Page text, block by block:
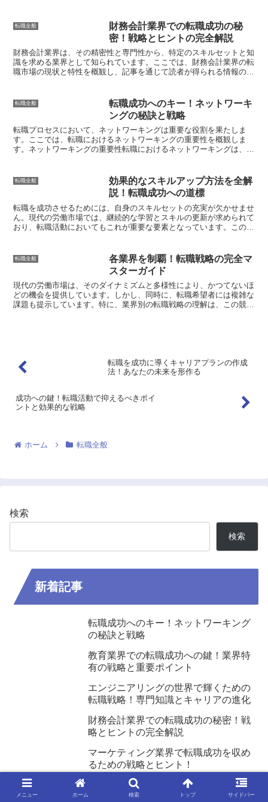
転職全般
財務会計業界での転職成功の秘
密！戦略とヒントの完全解説
財務会計業界は、その精密性と専門性から、特定のスキルセットと知
識を求める業界として知られています。ここでは、財務会計業界の転
職市場の現状と特性を概観し、記事を通じて読者が得られる情報の概
転職全般
転職成功へのキー！ネットワーキ
ングの秘訣と戦略
転職プロセスにおいて、ネットワーキングは重要な役割を果たしま
す。ここでは、転職におけるネットワーキングの重要性を概観しま
す。ネットワーキングの重要性転職におけるネットワーキングは、単
転職全般
効果的なスキルアップ方法を全解
説！転職成功への道標
転職を成功させるためには、自身のスキルセットの充実が欠かせませ
ん。現代の労働市場では、継続的な学習とスキルの更新が求められて
おり、転職活動においてもこれが重要な要素となっています。この記
転職全般
各業界を制覇！転職戦略の完全マ
スターガイド
現代の労働市場は、そのダイナミズムと多様性により、かつてないほ
どの機会を提供しています。しかし、同時に、転職希望者には複雑な
課題も提示しています。特に、業界別の転職戦略の理解は、この競争
転職を成功に導くキャリアプランの作成
法！あなたの未来を形作る
成功への鍵！転職活動で抑えるべきポイ
ントと効果的な戦略
ホーム 転職全般
検索
検索
新着記事
転職成功へのキー！ネットワーキング
の秘訣と戦略
教育業界での転職成功への鍵！業界特
有の戦略と重要ポイント
エンジニアリングの世界で輝くための
転職戦略！専門知識とキャリアの進化
財務会計業界での転職成功の秘密！戦
略とヒントの完全解説
マーケティング業界で転職成功を収め
るための戦略とヒント！
メニュー ホーム 検索 トップ サイドバー